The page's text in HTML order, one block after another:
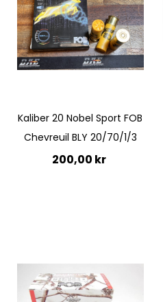
Quickview
Kaliber 20 Nobel Sport FOB
Chevreuil BLY 20/70/1/3
200,00 kr